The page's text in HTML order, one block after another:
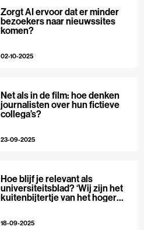
Zorgt AI ervoor dat er minder
bezoekers naar nieuwssites
komen?
02-10-2025
Net als in de film: hoe denken
journalisten over hun fictieve
collega’s?
23-09-2025
Hoe blijf je relevant als
universiteitsblad? ‘Wij zijn het
kuitenbijtertje van het hoger
18-09-2025